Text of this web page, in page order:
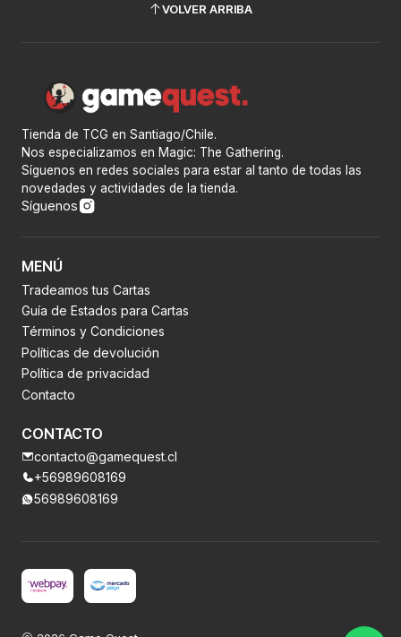
VOLVER ARRIBA
Tienda de TCG en Santiago/Chile.
Nos especializamos en Magic: The Gathering.
Síguenos en redes sociales para estar al tanto de todas las
novedades y actividades de la tienda.
Síguenos
MENÚ
Tradeamos tus Cartas
Guía de Estados para Cartas
Términos y Condiciones
Políticas de devolución
Política de privacidad
Contacto
CONTACTO
contacto@gamequest.cl
+56989608169
56989608169